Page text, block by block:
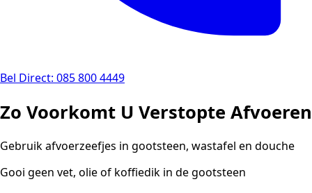
Bel Direct: 085 800 4449
Zo Voorkomt U Verstopte Afvoeren
Gebruik afvoerzeefjes in gootsteen, wastafel en douche
Gooi geen vet, olie of koffiedik in de gootsteen